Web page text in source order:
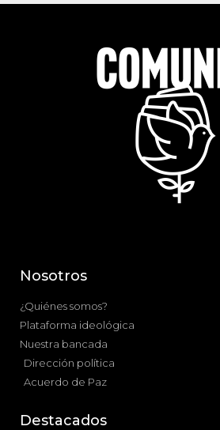
Nosotros
¿Quiénes somos?
Plataforma ideológica
Nuestra bancada
Dirección política
Acuerdo de Paz
Destacados